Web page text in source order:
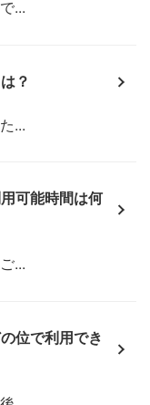
...
？
...
可能時間は何
...
位で利用でき